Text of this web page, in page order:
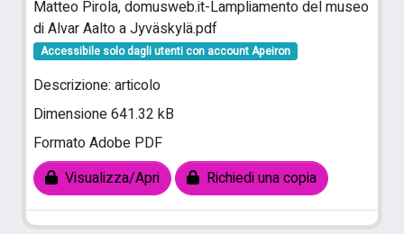
Matteo Pirola, domusweb.it-Lampliamento del museo
di Alvar Aalto a Jyväskylä.pdf
Accessibile solo dagli utenti con account Apeiron
Descrizione: articolo
Dimensione 641.32 kB
Formato Adobe PDF
Visualizza/Apri
Richiedi una copia